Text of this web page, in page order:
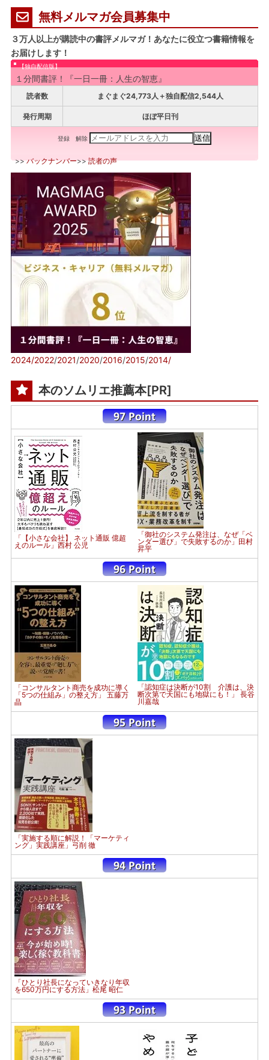
無料メルマガ会員募集中
３万人以上が購読中の書評メルマガ！あなたに役立つ書籍情報を
お届けします！
【独自配信版】
１分間書評！『一日一冊：人生の智恵』
読者数 まぐまぐ24,773人＋独自配信2,544人
発行周期 ほぼ平日刊
登録 解除
>>バックナンバー>>読者の声
2024/2022/2021/2020/2016/2015/2014/
本のソムリエ推薦本[PR]
「【小さな会社】 ネット通販 億超
えのルール」西村 公児
「御社のシステム発注は、なぜ「ベ
ンダー選び」で失敗するのか」田村
昇平
「コンサルタント商売を成功に導く
「5つの仕組み」の整え方」 五藤万
晶
「認知症は決断が10割 介護は、決
断次第で天国にも地獄にも！」 長谷
川嘉哉
「実施する順に解説！「マーケティ
ング」実践講座」弓削 徹
「ひとり社長になっていきなり年収
を650万円にする方法」松尾 昭仁